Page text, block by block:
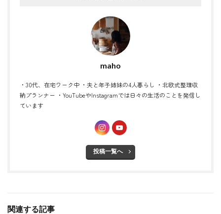
maho
・30代、在宅ワーク中 ・夫と年子姉妹の4人暮らし ・北欧式整理収
納プランナー ・YouTubeやInstagramでは日々の生活のことを発信し
ています
投稿一覧へ
関連する記事